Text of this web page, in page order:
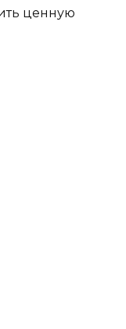
ценную